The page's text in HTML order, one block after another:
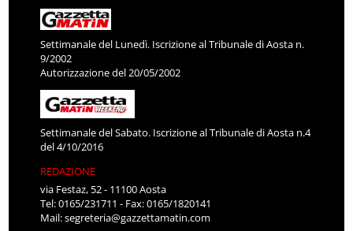
Settimanale del Lunedì. Iscrizione al Tribunale di Aosta n.
9/2002
Autorizzazione del 20/05/2002
Settimanale del Sabato. Iscrizione al Tribunale di Aosta n.4
del 4/10/2016
REDAZIONE
via Festaz, 52 - 11100 Aosta
Tel: 0165/231711 - Fax: 0165/1820141
Mail:segreteria@gazzettamatin.com